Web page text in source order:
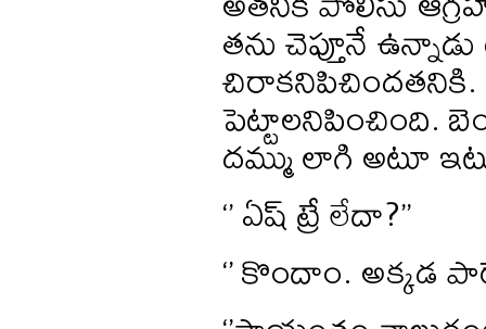
తను చెప్తూనే
చిరాకనిపిచిందతనికి.
పెట్టాలనిపించింది.
దమ్ము లాగి అటూ
‘’ ఏష్ ట్రే లేదా?’’
‘’ కొందాం. అక్కడ